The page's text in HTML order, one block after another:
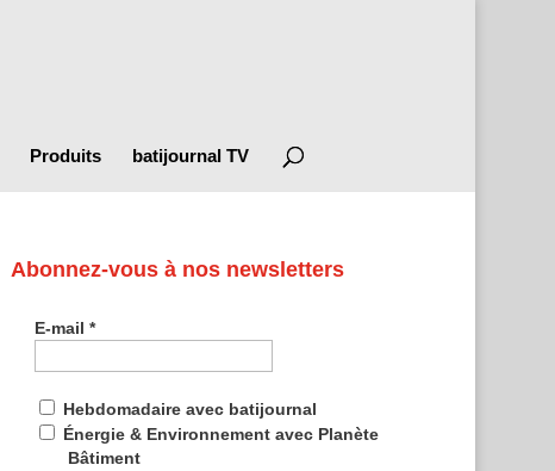
Produits batijournal TV
Abonnez-vous à nos newsletters
E-mail*
Hebdomadaire avec batijournal
Énergie & Environnement avec Planète
Bâtiment